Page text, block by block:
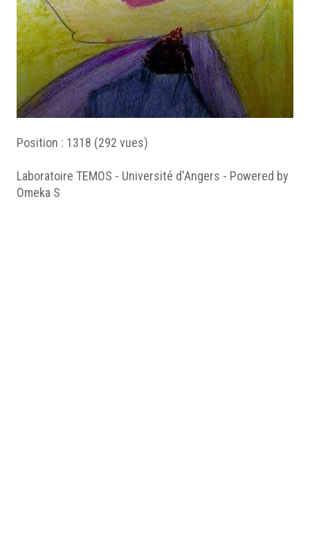
Position : 1318 (292 vues)
Laboratoire TEMOS - Université d'Angers - Powered by
Omeka S